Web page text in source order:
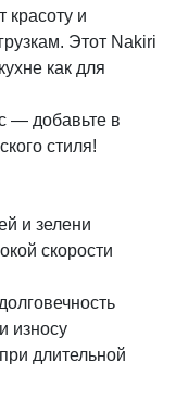
красоту и
Этот Nakiri
как для
— добавьте в
стиля!
и зелени
скорости
износу
длительной